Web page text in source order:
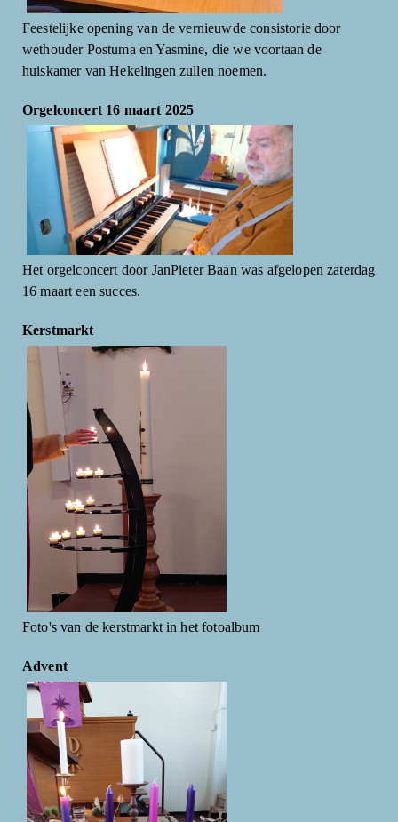
Feestelijke opening van de vernieuwde consistorie door
wethouder Postuma en Yasmine, die we voortaan de
huiskamer van Hekelingen zullen noemen.
Orgelconcert 16 maart 2025
Het orgelconcert door JanPieter Baan was afgelopen zaterdag
16 maart een succes.
Kerstmarkt
Foto's van de kerstmarkt in het fotoalbum
Advent